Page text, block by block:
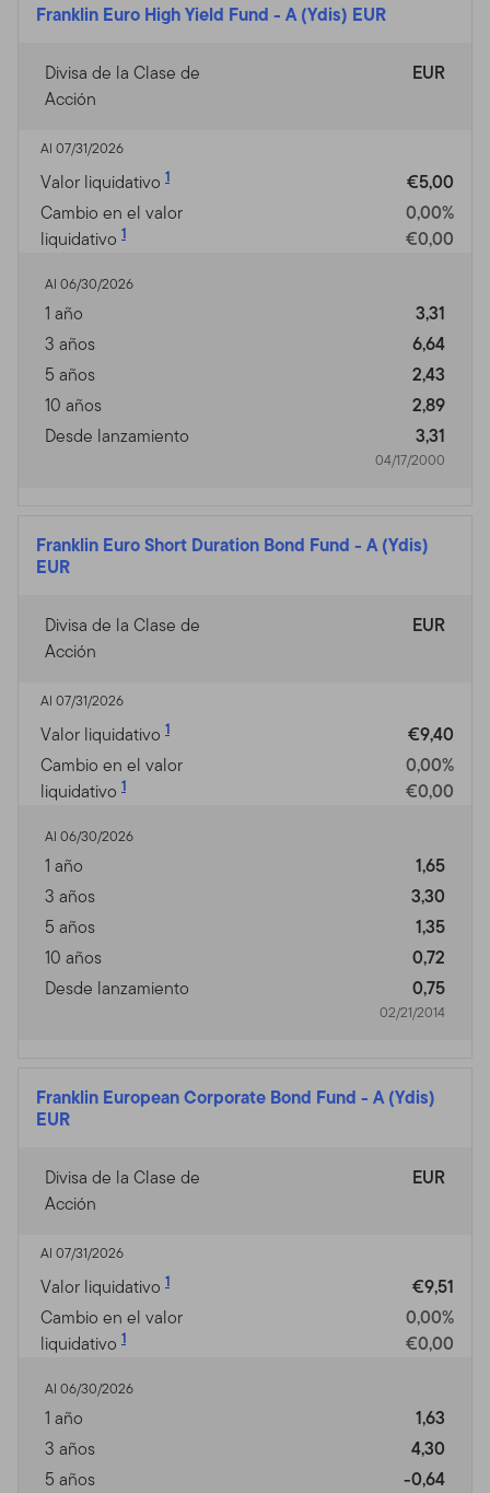
Franklin Euro High Yield Fund - A (Ydis) EUR
Divisa de la Clase de
Acción
EUR
Al 07/31/2026
Valor liquidativo 1
€5,00
Cambio en el valor
liquidativo 1
0,00%
€0,00
Al 06/30/2026
1 año
3,31
3 años
6,64
5 años
2,43
10 años
2,89
Desde lanzamiento
3,31
04/17/2000
Franklin Euro Short Duration Bond Fund - A (Ydis)
EUR
Divisa de la Clase de
Acción
EUR
Al 07/31/2026
Valor liquidativo 1
€9,40
Cambio en el valor
liquidativo 1
0,00%
€0,00
Al 06/30/2026
1 año
1,65
3 años
3,30
5 años
1,35
10 años
0,72
Desde lanzamiento
0,75
02/21/2014
Franklin European Corporate Bond Fund - A (Ydis)
EUR
Divisa de la Clase de
Acción
EUR
Al 07/31/2026
Valor liquidativo 1
€9,51
Cambio en el valor
liquidativo 1
0,00%
€0,00
Al 06/30/2026
1 año
1,63
3 años
4,30
5 años
-0,64